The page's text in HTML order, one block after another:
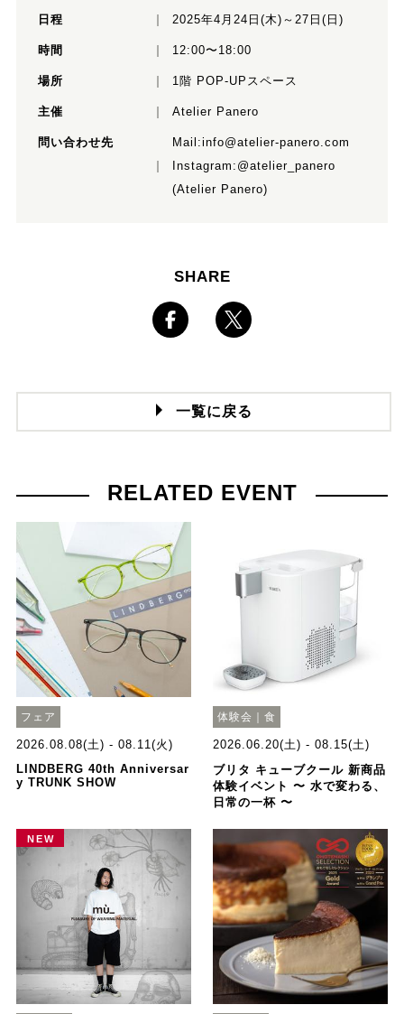
日程 2025年4月24日(木)～27日(日)
時間 12:00〜18:00
場所 1階 POP-UPスペース
主催 Atelier Panero
問い合わせ先 Mail:info@atelier-panero.com
Instagram: @atelier_panero
(Atelier Panero)
SHARE
一覧に戻る
RELATED EVENT
フェア
2026.08.08(土) - 08.11(火)
LINDBERG 40th Anniversar
y TRUNK SHOW
体験会｜食
2026.06.20(土) - 08.15(土)
ブリタ キューブクール 新商品
体験イベント 〜 水で変わる、
日常の一杯 〜
NEW